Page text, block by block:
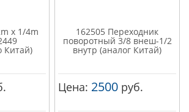
x 1/4m
Китай)
162505 Переходник
поворотный 3/8 внеш-1/2
внутр (аналог Китай)
Цена: 2500 руб.